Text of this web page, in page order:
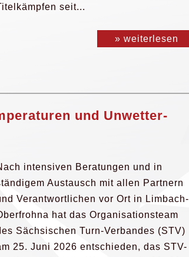
seit...
» weiterlesen
und Unwetter-
intensiven Beratungen und in
Austausch mit allen Partnern
Verantwortlichen vor Ort in Limbach-
hat das Organisationsteam
Sächsischen Turn-Verbandes (STV)
25. Juni 2026 entschieden, das STV-